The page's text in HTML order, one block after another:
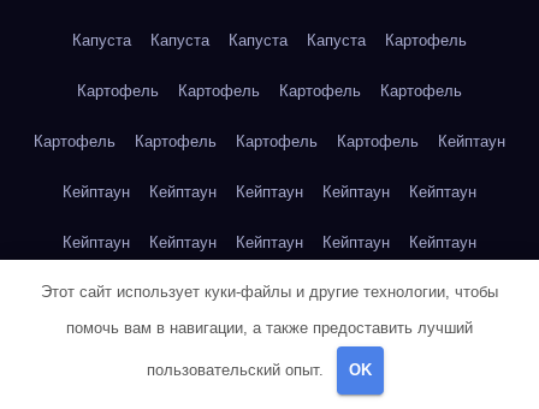
Капуста Капуста Капуста Капуста Картофель
Картофель Картофель Картофель Картофель
Картофель Картофель Картофель Картофель Кейптаун
Кейптаун Кейптаун Кейптаун Кейптаун Кейптаун
Кейптаун Кейптаун Кейптаун Кейптаун Кейптаун
Кейптаун Кейптаун Кейптаун Кейптаун Кейптаун
Кейптаун
Клубника
Этот сайт использует куки-файлы и другие технологии, чтобы
помочь вам в навигации, а также предоставить лучший
пользовательский опыт. OK